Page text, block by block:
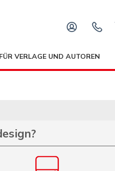
FÜR VERLAGE UND AUTOREN